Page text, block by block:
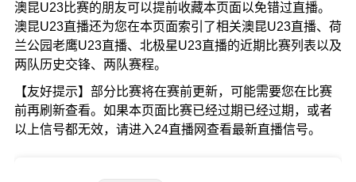
澳昆U23比赛的朋友可以提前收藏本页面以免错过直播。
澳昆U23直播还为您在本页面索引了相关澳昆U23直播、荷
兰公园老鹰U23直播、北极星U23直播的近期比赛列表以及
两队历史交锋、两队赛程。
【友好提示】部分比赛将在赛前更新，可能需要您在比赛
前再刷新查看。如果本页面比赛已经过期已经过期，或者
以上信号都无效，请进入24直播网查看最新直播信号。